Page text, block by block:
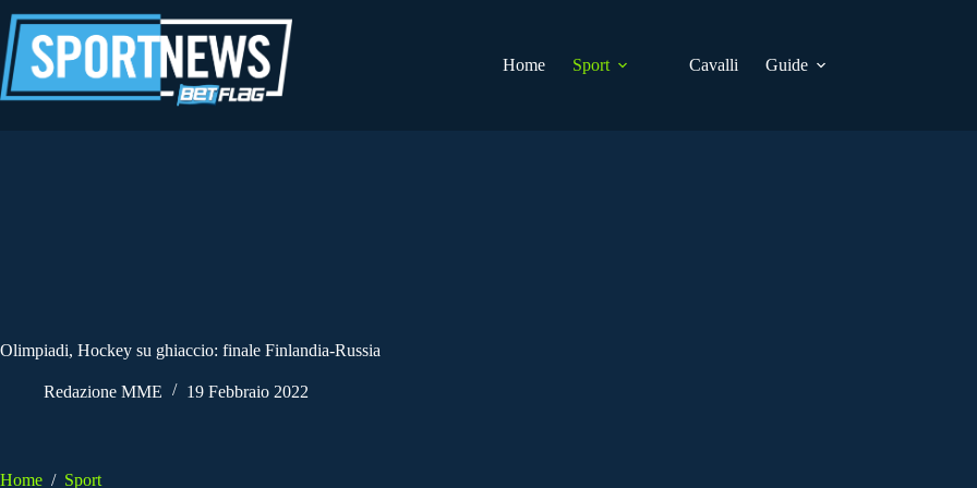
al
contenuto
Home
Sport Cavalli Guide
Olimpiadi, Hockey su ghiaccio: finale Finlandia-Russia
Redazione MME 19 Febbraio 2022
Home / Sport